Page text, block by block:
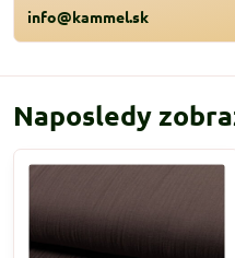
info@kammel.sk
Naposledy